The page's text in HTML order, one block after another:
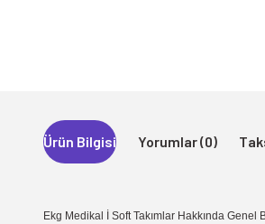
Ürün Bilgisi Yorumlar (0)
Ekg Medikal İ Soft Takımlar Hakkında Genel